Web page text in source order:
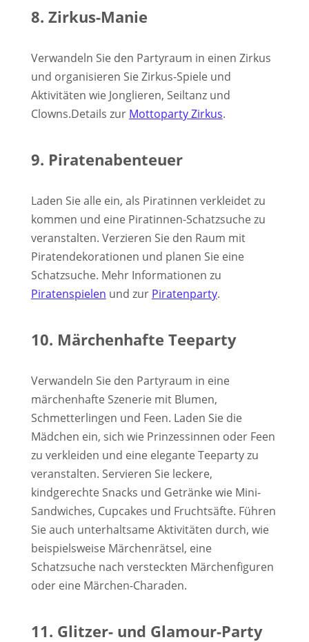
8. Zirkus-Manie
Verwandeln Sie den Partyraum in einen Zirkus
und organisieren Sie Zirkus-Spiele und
Aktivitäten wie Jonglieren, Seiltanz und
Clowns.Details zur Mottoparty Zirkus.
9. Piratenabenteuer
Laden Sie alle ein, als Piratinnen verkleidet zu
kommen und eine Piratinnen-Schatzsuche zu
veranstalten. Verzieren Sie den Raum mit
Piratendekorationen und planen Sie eine
Schatzsuche. Mehr Informationen zu
Piratenspielen und zur Piratenparty.
10. Märchenhafte Teeparty
Verwandeln Sie den Partyraum in eine
märchenhafte Szenerie mit Blumen,
Schmetterlingen und Feen. Laden Sie die
Mädchen ein, sich wie Prinzessinnen oder Feen
zu verkleiden und eine elegante Teeparty zu
veranstalten. Servieren Sie leckere,
kindgerechte Snacks und Getränke wie Mini-
Sandwiches, Cupcakes und Fruchtsäfte. Führen
Sie auch unterhaltsame Aktivitäten durch, wie
beispielsweise Märchenrätsel, eine
Schatzsuche nach versteckten Märchenfiguren
oder eine Märchen-Charaden.
11. Glitzer- und Glamour-Party